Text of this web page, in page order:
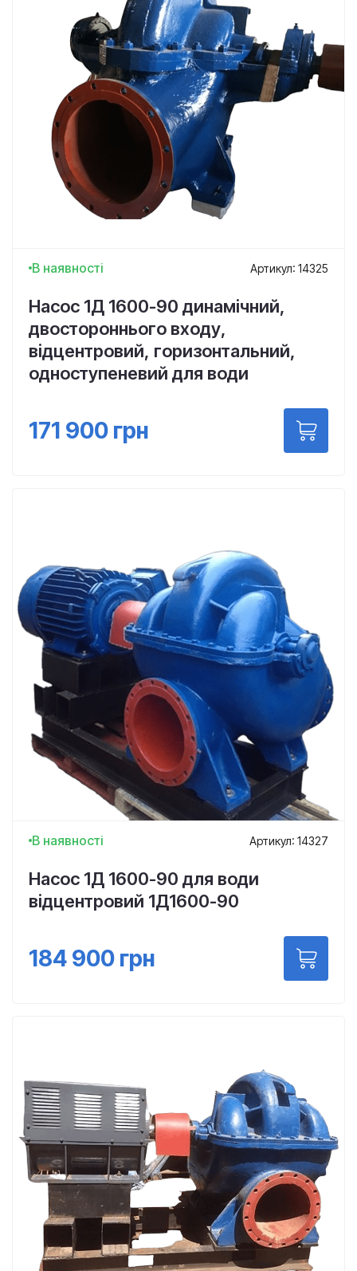
В наявності Артикул: 14325
Насос 1Д 1600-90 динамічний,
двостороннього входу,
відцентровий, горизонтальний,
одноступеневий для води
171 900 грн
В наявності Артикул: 14327
Насос 1Д 1600-90 для води
відцентровий 1Д1600-90
184 900 грн